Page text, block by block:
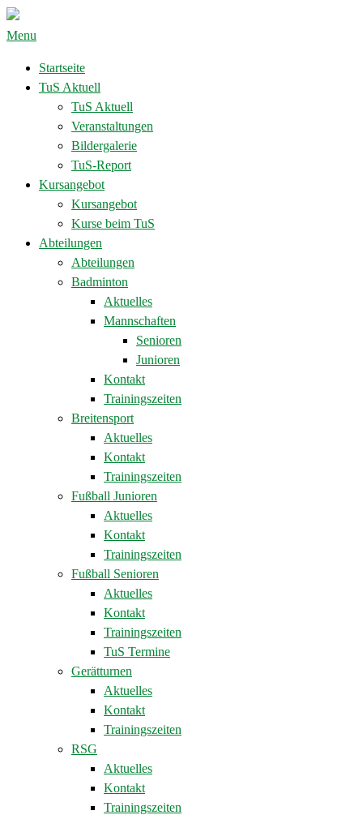
Menu
Startseite
TuS Aktuell
TuS Aktuell
Veranstaltungen
Bildergalerie
TuS-Report
Kursangebot
Kursangebot
Kurse beim TuS
Abteilungen
Abteilungen
Badminton
Aktuelles
Mannschaften
Senioren
Junioren
Kontakt
Trainingszeiten
Breitensport
Aktuelles
Kontakt
Trainingszeiten
Fußball Junioren
Aktuelles
Kontakt
Trainingszeiten
Fußball Senioren
Aktuelles
Kontakt
Trainingszeiten
TuS Termine
Gerätturnen
Aktuelles
Kontakt
Trainingszeiten
RSG
Aktuelles
Kontakt
Trainingszeiten